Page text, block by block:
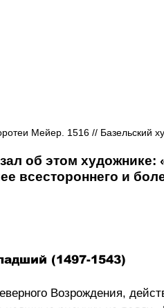
Мейер. 1516 // Базельский
об этом художнике:
всестороннего и
(1497-1543)
Возрождения,